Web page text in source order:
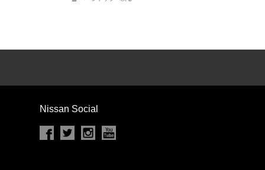
Nissan Social